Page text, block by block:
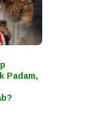
Padam,